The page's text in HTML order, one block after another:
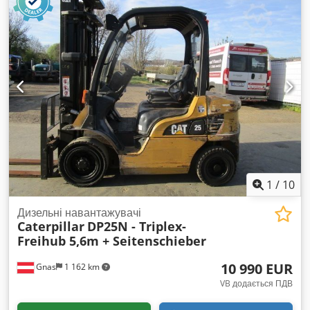
Макс. швидкість руху 16 км/год Cedpfx Asy Szckenzjrf Макс.
швидкість укладання 61 м/хв Колісна база 1950 мм
Транспортні та робочі розміри: Довжина транспортна 5029
мм Ширина транспортна 1938 мм Висота транспортна 2645
мм Довжина робоча 5047 мм Ширина робоча 3180 мм
Висота з дахом 3415 мм Робочі об’єми: Бак для пального
110 л Моторна олива 13,2 л Охолоджувальна система 9 л
Бак змивної системи 28 л Особливості моделі: - колісний
привід для мобільності на міських будівництвах, -
можливість роботи у дуже вузьких траншеях (від 700 мм), -
автоматичне управління подачею суміші, - ECO-режим для
зниження витрат пального, - стіл SE34 V або SE34 VT, -
гарна оглядовість для оператора і компактні розміри.
Для приватних осіб можлива значна знижка – Запрошуємо
телефонувати для отримання найкращої ціни :)
виготовлення:1998, мотогодини:17 762 h , паливо:дизель
Обладнання:палетні вилки, повний привід
1 / 10
Gnas 1 162 km
Дизельні навантажувачі
Caterpillar DP25N - Triplex-
Freihub 5,6m + Seitenschieber
10 990 EUR
VB додається ПДВ